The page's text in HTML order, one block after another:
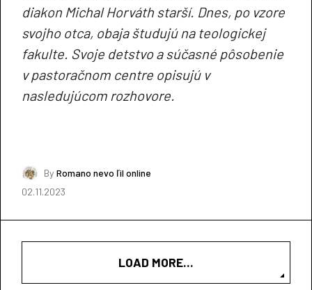
diakon Michal Horváth starší. Dnes, po vzore
svojho otca, obaja študujú na teologickej
fakulte. Svoje detstvo a súčasné pôsobenie
v pastoračnom centre opisujú v
nasledujúcom rozhovore.
By Romano nevo ľil online
02.11.2023
LOAD MORE...